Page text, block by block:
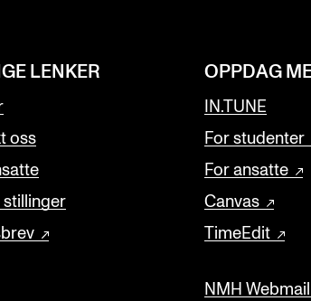
LENKER
oss
stillinger
OPPDAG
IN.TUNE
For studenter
For ansatte
Canvas
TimeEdit
NMH